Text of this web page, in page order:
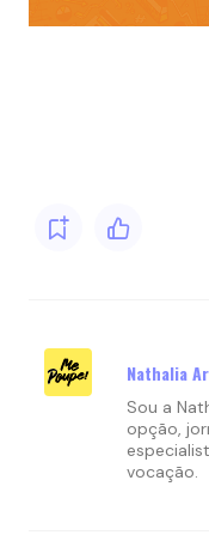
Nathalia
Sou a
opção,
vocação.